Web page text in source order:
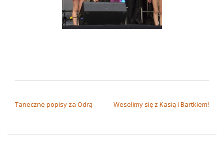
Taneczne popisy za Odrą Weselimy się z Kasią i Bartkiem!